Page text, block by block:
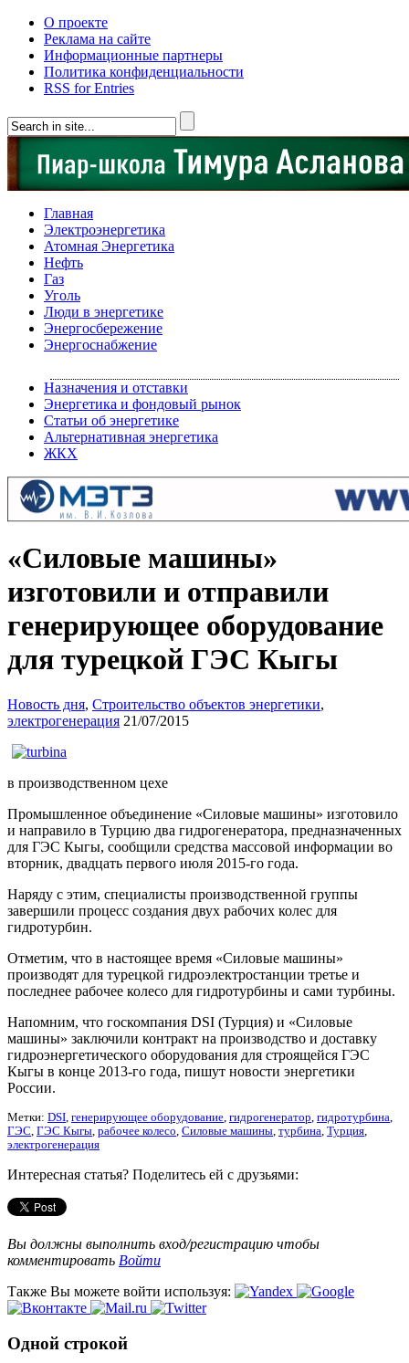
О проекте
Реклама на сайте
Информационные партнеры
Политика конфиденциальности
RSS for Entries
Главная
Электроэнергетика
Атомная Энергетика
Нефть
Газ
Уголь
Люди в энергетике
Энергосбережение
Энергоснабжение
Назначения и отставки
Энергетика и фондовый рынок
Статьи об энергетике
Альтернативная энергетика
ЖКХ
«Силовые машины»
изготовили и отправили
генерирующее оборудование
для турецкой ГЭС Кыгы
Новость дня, Строительство объектов энергетики,
электрогенерация 21/07/2015
в производственном цехе
Промышленное объединение «Силовые машины» изготовило
и направило в Турцию два гидрогенератора, предназначенных
для ГЭС Кыгы, сообщили средства массовой информации во
вторник, двадцать первого июля 2015-го года.
Наряду с этим, специалисты производственной группы
завершили процесс создания двух рабочих колес для
гидротурбин.
Отметим, что в настоящее время «Силовые машины»
производят для турецкой гидроэлектростанции третье и
последнее рабочее колесо для гидротурбины и сами турбины.
Напомним, что госкомпания DSI (Турция) и «Силовые
машины» заключили контракт на производство и доставку
гидроэнергетического оборудования для строящейся ГЭС
Кыгы в конце 2013-го года, пишут новости энергетики
России.
Метки: DSI, генерирующее оборудование, гидрогенератор, гидротурбина,
ГЭС, ГЭС Кыгы, рабочее колесо, Силовые машины, турбина, Турция,
электрогенерация
Интересная статья? Поделитесь ей с друзьями:
Вы должны выполнить вход/регистрацию чтобы
комментировать Войти
Также Вы можете войти используя:
Одной строкой